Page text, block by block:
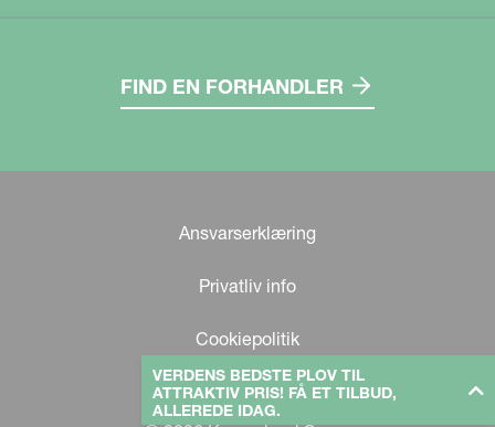
VERDENS BEDSTE PLOV TIL
ATTRAKTIV PRIS! FÅ ET TILBUD,
ALLEREDE IDAG.
FIND EN FORHANDLER
Ansvarserklæring
Privatliv info
Cookiepolitik